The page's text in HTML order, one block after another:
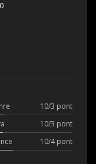
10/3 pont
10/3 pont
10/4 pont